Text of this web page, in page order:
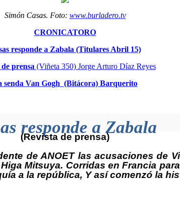
Simón Casas. Foto: www.burladero.tv
CRONICATORO
responde a Zabala (Titulares Abril 15)
prensa (Viñeta 350) Jorge Arturo Díaz Reyes
senda Van Gogh (Bitácora) Barquerito
responde a Zabala
(Revista de prensa)
de ANOET las acusaciones de
Mitsuya. Corridas en Francia
a la república, Y así comenzó la